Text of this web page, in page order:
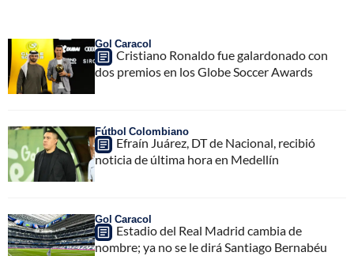
Gol Caracol
Cristiano Ronaldo fue galardonado con
dos premios en los Globe Soccer Awards
Fútbol Colombiano
Efraín Juárez, DT de Nacional, recibió
noticia de última hora en Medellín
Gol Caracol
Estadio del Real Madrid cambia de
nombre; ya no se le dirá Santiago Bernabéu